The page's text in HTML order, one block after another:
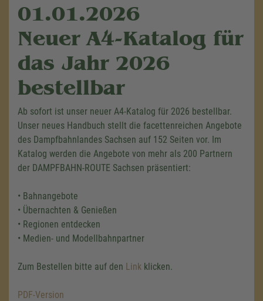
01.01.2026
Neuer A4-Katalog für
das Jahr 2026
bestellbar
Ab sofort ist unser neuer A4-Katalog für 2026 bestellbar.
Unser neues Handbuch stellt die facettenreichen Angebote
des Dampfbahnlandes Sachsen auf 152 Seiten vor. Im
Katalog werden die Angebote von mehr als 200 Partnern
der DAMPFBAHN-ROUTE Sachsen präsentiert:
• Bahnangebote
• Übernachten & Genießen
• Regionen entdecken
• Medien- und Modellbahnpartner
Zum Bestellen bitte auf den Link klicken.
PDF-Version